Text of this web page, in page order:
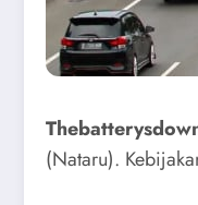
(Nataru).